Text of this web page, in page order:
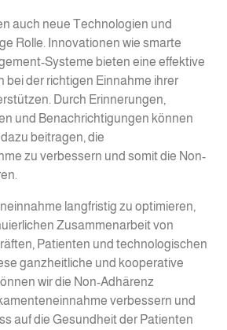
auch neue Technologien und
Rolle. Innovationen wie smarte
Systeme bieten eine effektive
bei der richtigen Einnahme ihrer
Durch Erinnerungen,
und Benachrichtigungen können
beitragen, die
zu verbessern und somit die Non-
langfristig zu optimieren,
Zusammenarbeit von
Patienten und technologischen
ganzheitliche und kooperative
wir die Non-Adhärenz
verbessern und
auf die Gesundheit der Patienten